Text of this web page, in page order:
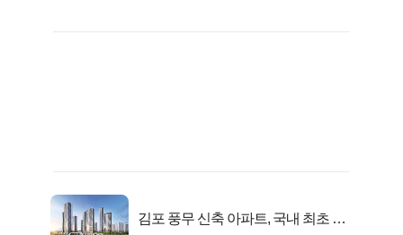
김포 풍무 신축 아파트, 국내 최초 반